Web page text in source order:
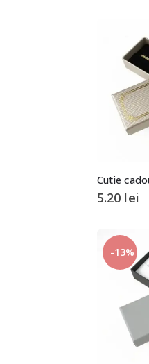
Cutie
5.20 lei
-13%